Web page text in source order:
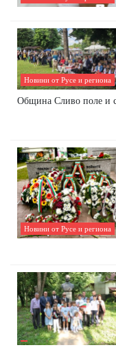
Новини от Русе и региона
Община Сливо поле и
Новини от Русе и региона